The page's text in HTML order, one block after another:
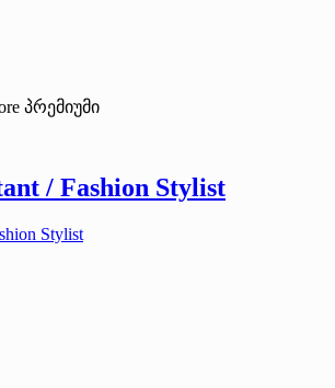
პრემიუმი
/ Fashion Stylist
Stylist